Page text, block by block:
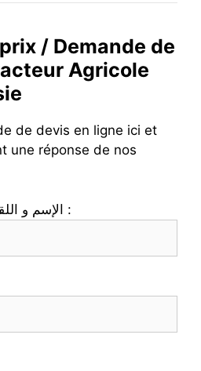
/ Demande de
Agricole
de devis en ligne ici et
une réponse de nos
Nom et prénom - الإسم و اللقب :